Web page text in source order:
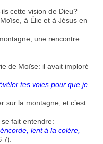
cette vision de Dieu?
à Élie et à Jésus en
une rencontre
de Moïse: il avait imploré
tes voies pour que je
sur la montagne, et c’est
fait entendre:
lent à la colère,
7)